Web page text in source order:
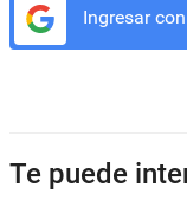
Ingresar
Te puede